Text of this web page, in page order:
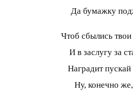
Да бумажку
Чтоб сбылись
И в заслугу за
Наградит пускай
Ну, конечно